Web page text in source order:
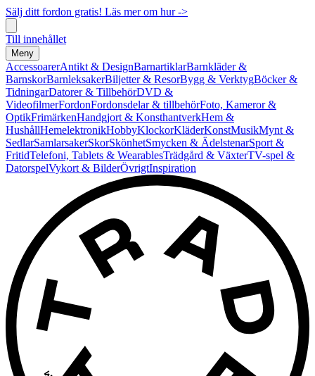
Sälj ditt fordon gratis! Läs mer om hur ->
Till innehållet
Meny
AccessoarerAntikt & DesignBarnartiklarBarnkläder &
BarnskorBarnleksakerBiljetter & ResorBygg & VerktygBöcker &
TidningarDatorer & TillbehörDVD &
VideofilmerFordonFordonsdelar & tillbehörFoto, Kameror &
OptikFrimärkenHandgjort & KonsthantverkHem &
HushållHemelektronikHobbyKlockorKläderKonstMusikMynt &
SedlarSamlarsakerSkorSkönhetSmycken & ÄdelstenarSport &
FritidTelefoni, Tablets & WearablesTrädgård & VäxterTV-spel &
DatorspelVykort & BilderÖvrigtInspiration